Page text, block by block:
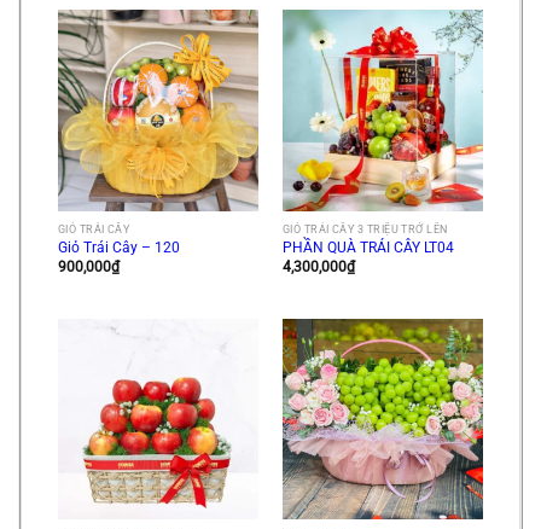
GIỎ TRÁI CÂY
Giỏ Trái Cây – 120
900,000₫
GIỎ TRÁI CÂY 3 TRIỆU TRỞ LÊN
PHẦN QUÀ TRÁI CÂY LT04
4,300,000₫